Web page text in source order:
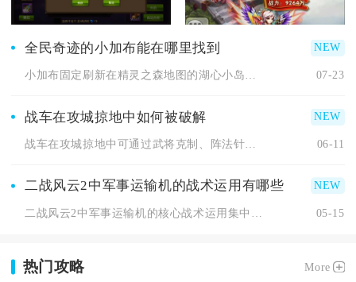
全民奇迹的小加布能在哪里找到
07-23
战车在攻城掠地中如何被破解
06-11
二战风云2中军事运输机的战术运用有哪些
05-15
热门攻略 More